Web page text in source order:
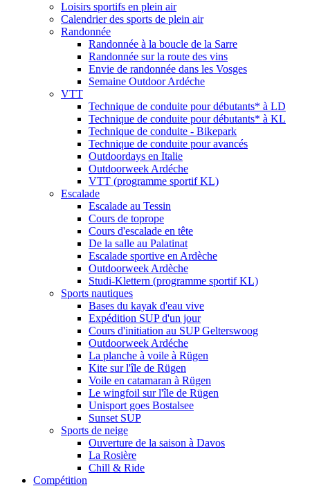
Loisirs sportifs en plein air
Calendrier des sports de plein air
Randonnée
Randonnée à la boucle de la Sarre
Randonnée sur la route des vins
Envie de randonnée dans les Vosges
Semaine Outdoor Ardéche
VTT
Technique de conduite pour débutants* à LD
Technique de conduite pour débutants* à KL
Technique de conduite - Bikepark
Technique de conduite pour avancés
Outdoordays en Italie
Outdoorweek Ardéche
VTT (programme sportif KL)
Escalade
Escalade au Tessin
Cours de toprope
Cours d'escalade en tête
De la salle au Palatinat
Escalade sportive en Ardèche
Outdoorweek Ardèche
Studi-Klettern (programme sportif KL)
Sports nautiques
Bases du kayak d'eau vive
Expédition SUP d'un jour
Cours d'initiation au SUP Gelterswoog
Outdoorweek Ardéche
La planche à voile à Rügen
Kite sur l'île de Rügen
Voile en catamaran à Rügen
Le wingfoil sur l'île de Rügen
Unisport goes Bostalsee
Sunset SUP
Sports de neige
Ouverture de la saison à Davos
La Rosière
Chill & Ride
Compétition